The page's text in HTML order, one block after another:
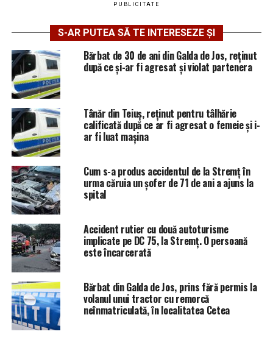
PUBLICITATE
S-AR PUTEA SĂ TE INTERESEZE ȘI
Bărbat de 30 de ani din Galda de Jos, reținut
după ce și-ar fi agresat și violat partenera
Tânăr din Teiuș, reținut pentru tâlhărie
calificată după ce ar fi agresat o femeie și i-
ar fi luat mașina
Cum s-a produs accidentul de la Stremț în
urma căruia un șofer de 71 de ani a ajuns la
spital
Accident rutier cu două autoturisme
implicate pe DC 75, la Stremț. O persoană
este încarcerată
Bărbat din Galda de Jos, prins fără permis la
volanul unui tractor cu remorcă
neînmatriculată, în localitatea Cetea